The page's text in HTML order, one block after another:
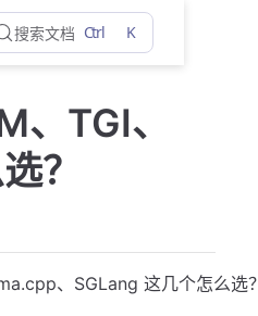
搜索文档 Ctrl K
TGI、
？
、SGLang 这几个怎么选？